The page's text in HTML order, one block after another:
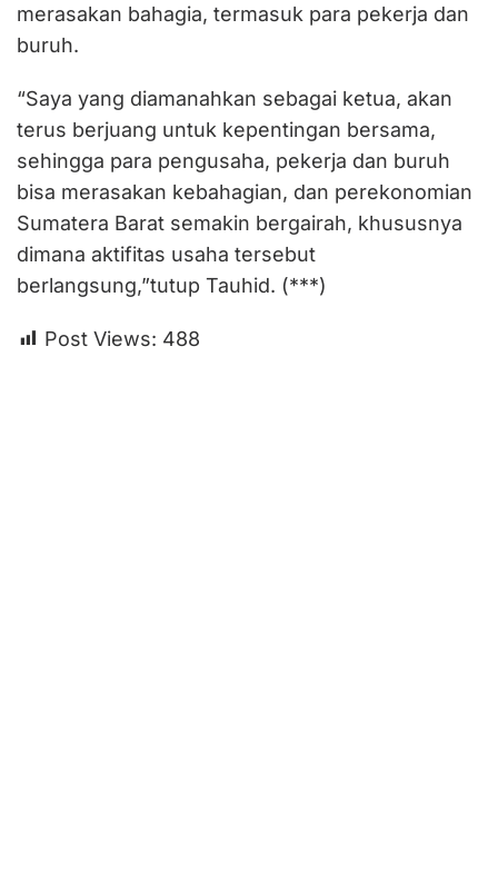
merasakan bahagia, termasuk para pekerja dan
buruh.
“Saya yang diamanahkan sebagai ketua, akan
terus berjuang untuk kepentingan bersama,
sehingga para pengusaha, pekerja dan buruh
bisa merasakan kebahagian, dan perekonomian
Sumatera Barat semakin bergairah, khususnya
dimana aktifitas usaha tersebut
berlangsung,”tutup Tauhid. (***)
Post Views: 488